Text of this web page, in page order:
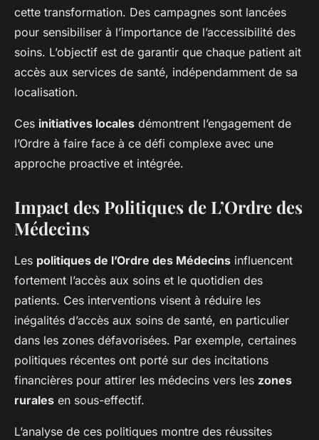
cette transformation. Des campagnes sont lancées
pour sensibiliser à l’importance de l’accessibilité des
soins. L’objectif est de garantir que chaque patient ait
accès aux services de santé, indépendamment de sa
localisation.
Ces initiatives locales démontrent l’engagement de
l’Ordre à faire face à ce défi complexe avec une
approche proactive et intégrée.
Impact des Politiques de L’Ordre des
Médecins
Les politiques de l’Ordre des Médecins influencent
fortement l’accès aux soins et le quotidien des
patients. Ces interventions visent à réduire les
inégalités d’accès aux soins de santé, en particulier
dans les zones défavorisées. Par exemple, certaines
politiques récentes ont porté sur des incitations
financières pour attirer les médecins vers les zones
rurales en sous-effectif.
L’analyse de ces politiques montre des réussites